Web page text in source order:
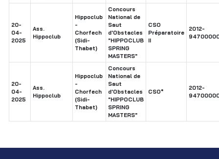
20-
04-
2025
Ass.
Hippoclub
Hippoclub
-
Chorfech
(Sidi-
Thabet)
Concours
National de
Saut
d'Obstacles
"HIPPOCLUB
SPRING
MASTERS"
CSO
Préparatoire
II
2012-
20-
04-
2025
Ass.
Hippoclub
Hippoclub
-
Chorfech
(Sidi-
Thabet)
Concours
National de
Saut
d'Obstacles
"HIPPOCLUB
SPRING
MASTERS"
CSO*
2012-